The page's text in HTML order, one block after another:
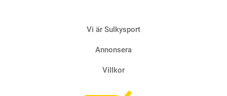
Vi är Sulkysport
Annonsera
Villkor